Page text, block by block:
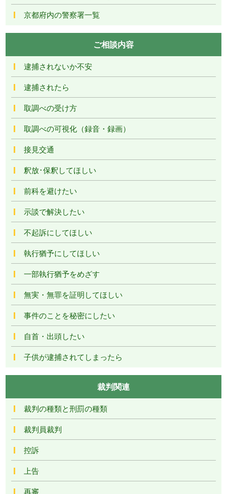
京都府内の警察署一覧
ご相談内容
逮捕されないか不安
逮捕されたら
取調べの受け方
取調べの可視化（録音・録画）
接見交通
釈放･保釈してほしい
前科を避けたい
示談で解決したい
不起訴にしてほしい
執行猶予にしてほしい
一部執行猶予をめざす
無実・無罪を証明してほしい
事件のことを秘密にしたい
自首・出頭したい
子供が逮捕されてしまったら
裁判関連
裁判の種類と刑罰の種類
裁判員裁判
控訴
上告
再審